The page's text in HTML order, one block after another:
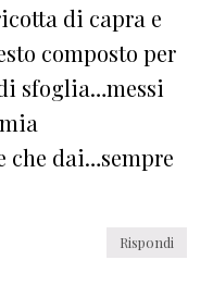
di capra e
composto per
sfoglia…messi
che dai…sempre
Rispondi